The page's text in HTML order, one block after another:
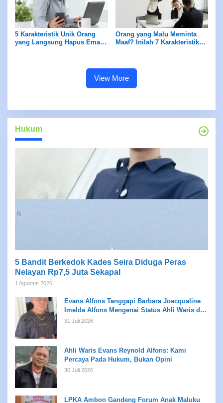
5 Karakteristik Unik Orang
yang Langsung Hapus Email
Orang yang Malu Meminta
Maaf? Inilah 7 Karakteristik
View More
Hukum
5 Bandit Berkedok Kades Seira Diduga Peras
Nelayan Rp7,5 Juta Sekapal
1 Agustus 2026
Evans Alfons Tanggapi Barbara Joacqualine
Imelda Alfons Mengenai Status Ahli Waris dan
Putusan Pengadilan
31 Juli 2026
Ahli Waris Evans Reynold Alfons: Kami
Percaya Pada Hukum, Bukan Opini
30 Juli 2026
LPKA Ambon Gandeng Forum Anak Maluku